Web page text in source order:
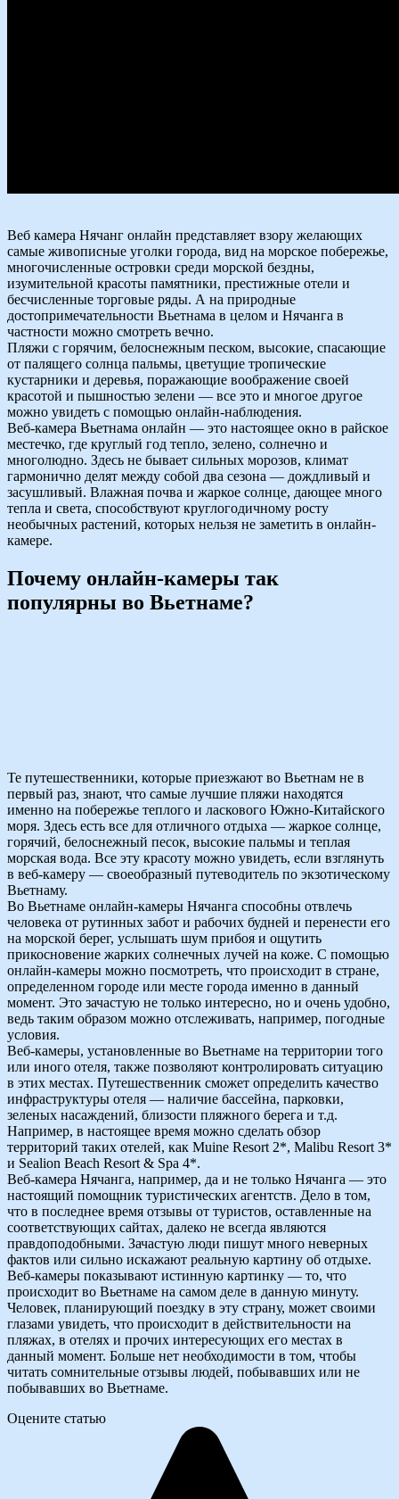
Веб камера Нячанг онлайн представляет взору желающих
самые живописные уголки города, вид на морское побережье,
многочисленные островки среди морской бездны,
изумительной красоты памятники, престижные отели и
бесчисленные торговые ряды. А на природные
достопримечательности Вьетнама в целом и Нячанга в
частности можно смотреть вечно.
Пляжи с горячим, белоснежным песком, высокие, спасающие
от палящего солнца пальмы, цветущие тропические
кустарники и деревья, поражающие воображение своей
красотой и пышностью зелени — все это и многое другое
можно увидеть с помощью онлайн-наблюдения.
Веб-камера Вьетнама онлайн — это настоящее окно в райское
местечко, где круглый год тепло, зелено, солнечно и
многолюдно. Здесь не бывает сильных морозов, климат
гармонично делят между собой два сезона — дождливый и
засушливый. Влажная почва и жаркое солнце, дающее много
тепла и света, способствуют круглогодичному росту
необычных растений, которых нельзя не заметить в онлайн-
камере.
Почему онлайн-камеры так
популярны во Вьетнаме?
Те путешественники, которые приезжают во Вьетнам не в
первый раз, знают, что самые лучшие пляжи находятся
именно на побережье теплого и ласкового Южно-Китайского
моря. Здесь есть все для отличного отдыха — жаркое солнце,
горячий, белоснежный песок, высокие пальмы и теплая
морская вода. Все эту красоту можно увидеть, если взглянуть
в веб-камеру — своеобразный путеводитель по экзотическому
Вьетнаму.
Во Вьетнаме онлайн-камеры Нячанга способны отвлечь
человека от рутинных забот и рабочих будней и перенести его
на морской берег, услышать шум прибоя и ощутить
прикосновение жарких солнечных лучей на коже. С помощью
онлайн-камеры можно посмотреть, что происходит в стране,
определенном городе или месте города именно в данный
момент. Это зачастую не только интересно, но и очень удобно,
ведь таким образом можно отслеживать, например, погодные
условия.
Веб-камеры, установленные во Вьетнаме на территории того
или иного отеля, также позволяют контролировать ситуацию
в этих местах. Путешественник сможет определить качество
инфраструктуры отеля — наличие бассейна, парковки,
зеленых насаждений, близости пляжного берега и т.д.
Например, в настоящее время можно сделать обзор
территорий таких отелей, как Muine Resort 2*, Malibu Resort 3*
и Sealion Beach Resort & Spa 4*.
Веб-камера Нячанга, например, да и не только Нячанга — это
настоящий помощник туристических агентств. Дело в том,
что в последнее время отзывы от туристов, оставленные на
соответствующих сайтах, далеко не всегда являются
правдоподобными. Зачастую люди пишут много неверных
фактов или сильно искажают реальную картину об отдыхе.
Веб-камеры показывают истинную картинку — то, что
происходит во Вьетнаме на самом деле в данную минуту.
Человек, планирующий поездку в эту страну, может своими
глазами увидеть, что происходит в действительности на
пляжах, в отелях и прочих интересующих его местах в
данный момент. Больше нет необходимости в том, чтобы
читать сомнительные отзывы людей, побывавших или не
побывавших во Вьетнаме.
Оцените статью